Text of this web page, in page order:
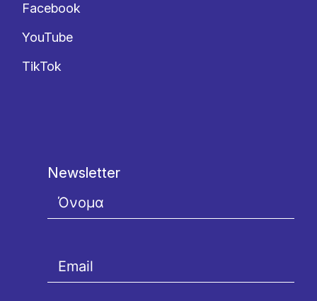
Facebook
YouTube
TikTok
Newsletter